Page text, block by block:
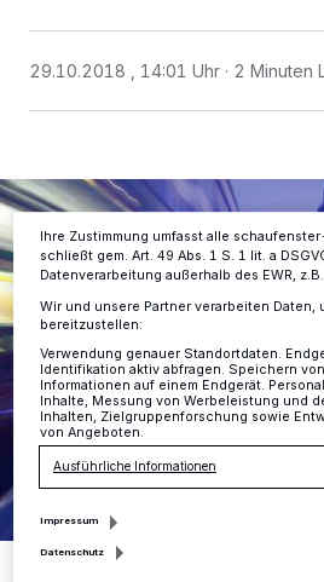
29.10.2018 , 14:01 Uhr 2 Minuten
Foto: Kreispolizei
Kennungen auf Ihrem Gerät zu. Durch
verarbeiten Daten, um Ihnen Dienste
Anzeigen möglicherweise nicht mehr so
ändern oder Ihre Einwilligung zu
Ihre Einstellungen gelten innerhalb
Informationen finden Sie in unserer
Ihre Zustimmung umfasst alle
schließt gem. Art. 49 Abs. 1 S. 1 lit. a
Datenverarbeitung außerhalb des EWR,
Wir und unsere Partner verarbeiten Daten,
bereitzustellen:
Verwendung genauer Standortdaten.
Identifikation aktiv abfragen. Speichern
Informationen auf einem Endgerät.
Inhalte, Messung von Werbeleistung und
Inhalten, Zielgruppenforschung sowie
von Angeboten.
Ausführliche Informationen
Impressum
Datenschutz